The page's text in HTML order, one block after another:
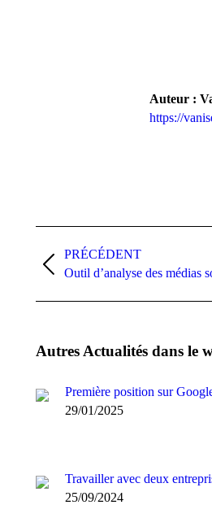
Auteur :
https://
article
PRÉCÉDENT
Article
:
Outil d’analyse des médias
Autres Actualités dans le
Première position sur
29/01/2025
Travailler avec deux
25/09/2024